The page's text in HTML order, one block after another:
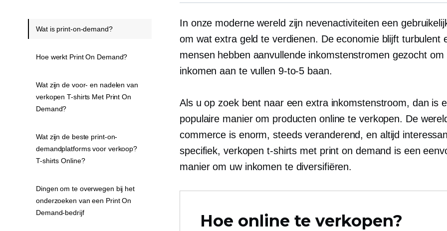
In onze moderne wereld zijn nevenactiviteiten een
om wat extra geld te verdienen. De economie blijft turbulent
mensen hebben aanvullende inkomstenstromen gezocht om
inkomen aan te vullen 9-to-5 baan.
Als u op zoek bent naar een extra inkomstenstroom, dan is
populaire manier om producten online te verkopen. De
commerce is enorm,steeds veranderend, en altijd
specifiek, verkopen t-shirts met print on demand is een
manier om uw inkomen te diversifiëren.
Hoe online te verkopen?
Wat is print-on-demand?
Hoe werkt Print On Demand?
Wat zijn de voor- en nadelen van
verkopen T-shirts Met Print On
Demand?
Wat zijn de beste print-on-
demandplatforms voor verkoop?
T-shirts Online?
Dingen om te overwegen bij het
onderzoeken van een Print On
Demand-bedrijf